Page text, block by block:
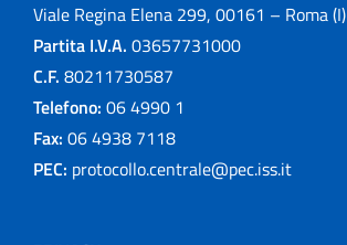
Viale Regina Elena 299, 00161 – Roma (I)
Partita I.V.A. 03657731000
C.F. 80211730587
Telefono: 06 4990 1
Fax: 06 4938 7118
PEC: protocollo.centrale@pec.iss.it